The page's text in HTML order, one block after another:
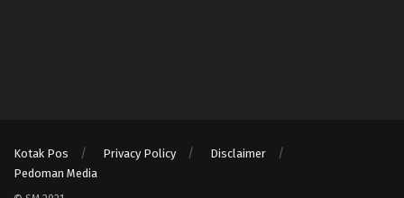
Kotak Pos Privacy Policy
Disclaimer
Pedoman Media